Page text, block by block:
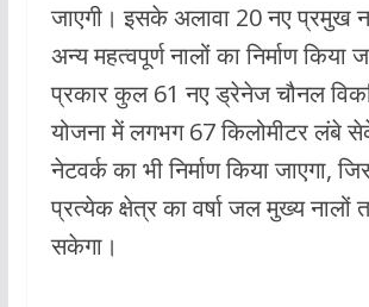
जाएगी। इसके अलावा 20 नए प्रमुख
अन्य महत्वपूर्ण नालों का निर्माण किया
प्रकार कुल 61 नए ड्रेनेज चौनल
योजना में लगभग 67 किलोमीटर लंबे
नेटवर्क का भी निर्माण किया जाएगा,
प्रत्येक क्षेत्र का वर्षा जल मुख्य
सकेगा।